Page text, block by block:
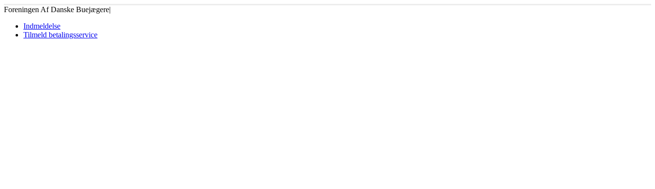
Foreningen Af Danske Buejægere|
Indmeldelse
Tilmeld betalingsservice